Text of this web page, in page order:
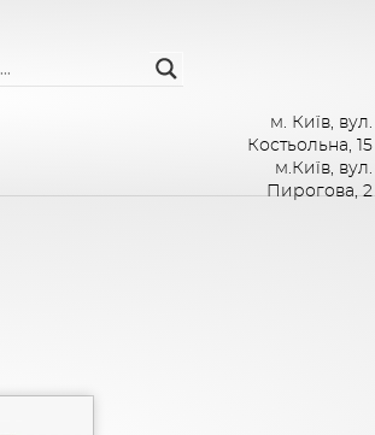
м. Київ, вул.
Костьольна, 15
м.Київ, вул.
Пирогова, 2